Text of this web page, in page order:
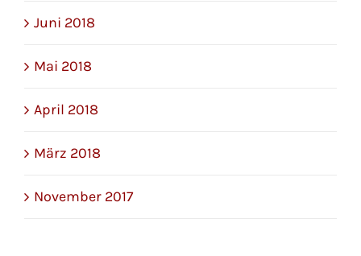
Juni 2018
Mai 2018
April 2018
März 2018
November 2017